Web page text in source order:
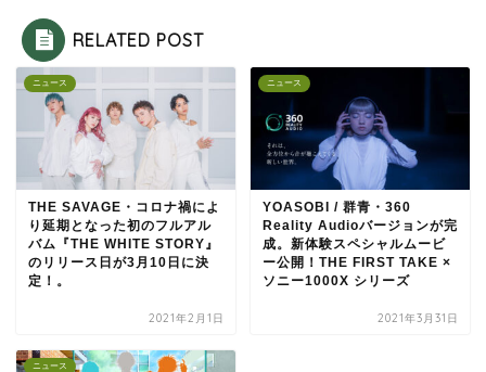
RELATED POST
ニュース
THE SAVAGE・コロナ禍によ
り延期となった初のフルアル
バム『THE WHITE STORY』
のリリース日が3月10日に決
定！。
2021年2月1日
ニュース
YOASOBI / 群青・360
Reality Audioバージョンが完
成。新体験スペシャルムービ
ー公開！THE FIRST TAKE ×
ソニー1000X シリーズ
2021年3月31日
ニュース